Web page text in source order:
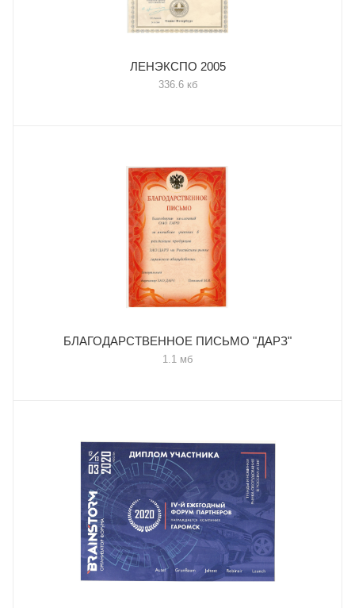
ЛЕНЭКСПО 2005
336.6 кб
БЛАГОДАРСТВЕННОЕ ПИСЬМО "ДАРЗ"
1.1 мб